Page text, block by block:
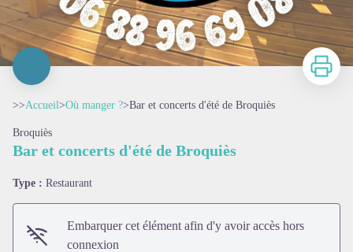
Imprimer
>>Accueil>Où manger ?>Bar et concerts d'été de Broquiès
Broquiès
Bar et concerts d'été de Broquiès
Type : Restaurant
Embarquer cet élément afin d'y avoir accès hors
connexion